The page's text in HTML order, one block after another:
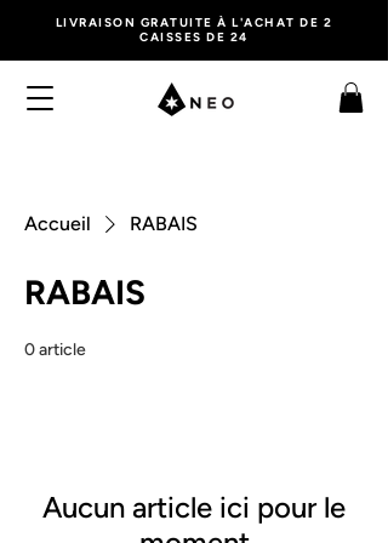
LIVRAISON GRATUITE À L'ACHAT DE 2
CAISSES DE 24
Accueil RABAIS
RABAIS
0 article
Aucun article ici pour le